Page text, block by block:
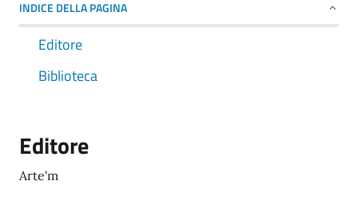
INDICE DELLA PAGINA
Editore
Biblioteca
Editore
Arte'm